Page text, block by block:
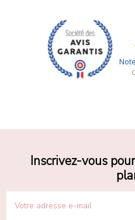
Inscrivez-vous